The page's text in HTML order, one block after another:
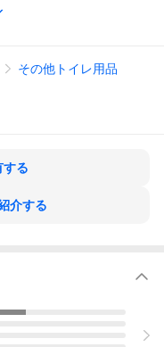
ができます。
所ではペットボトルに
すので、キャンピング
して使うと、便利で
その他トイレ用品
する
介する